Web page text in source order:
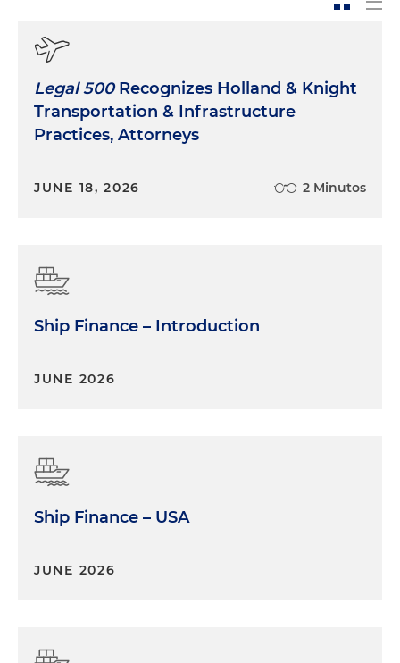
Legal 500Recognizes Holland & Knight
Transportation & Infrastructure
Practices, Attorneys
JUNE 18, 2026 2 Minutos
Ship Finance – Introduction
JUNE 2026
Ship Finance – USA
JUNE 2026